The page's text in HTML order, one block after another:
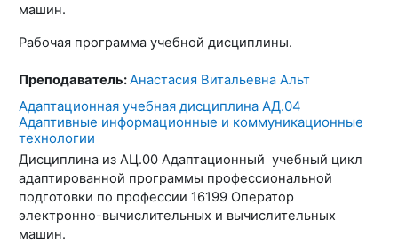
машин.
Рабочая программа учебной дисциплины.
Преподаватель:Анастасия Витальевна Альт
Адаптационная учебная дисциплина АД.04
Адаптивные информационные и коммуникационные
технологии
Дисциплина из АЦ.00 Адаптационный учебный цикл
адаптированной программы профессиональной
подготовки по профессии 16199 Оператор
электронно-вычислительных и вычислительных
машин.